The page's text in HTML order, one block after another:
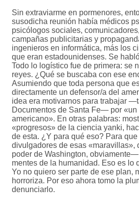
Sin extraviarme en pormenores,
susodicha reunión había médicos
psicólogos sociales,
campañas publicitarias y
ingenieros en informática, más los
que eran estadounidenses. Se
Todo lo logístico fue de primera: se
reyes. ¿Qué se buscaba con ese
Asumiendo que toda persona que
directamente un defensor/a del
idea era motivarnos para trabajar
Documentos de Santa Fe— por
americano». En otras palabras:
«progresos» de la ciencia yanki,
de esta. ¿Y para qué eso? Para
divulgadores de esas «maravillas»,
poder de Washington,
mentes de la humanidad. Eso es lo
Yo no quiero ser parte de ese plan,
horroriza. Por eso ahora tomo la
denunciarlo.